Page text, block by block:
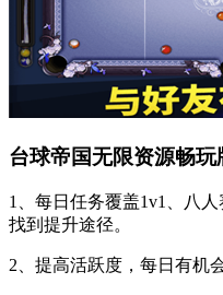
台球帝国无限资源畅玩
1、每日任务覆盖1v1、八
找到提升途径。
2、提高活跃度，每日有机